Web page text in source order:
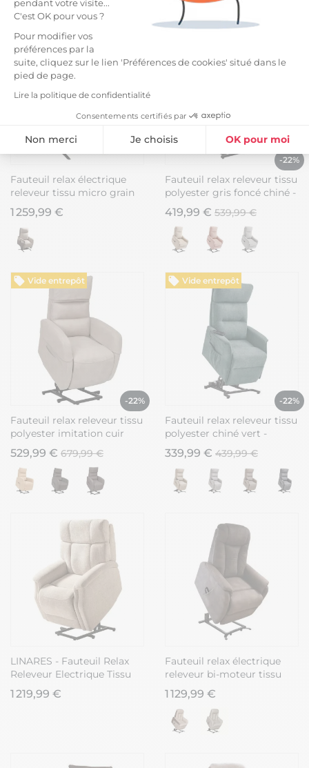
pendant votre visite...
C'est OK pour vous ?
Pour modifier vos
préférences par la
suite, cliquez sur le lien 'Préférences de cookies' situé dans le
pied de page.
Lire la politique de confidentialité
Consentements certifiés par
Non merci Je choisis OK pour moi
Axeptio consent
Plateforme de Gestion du Consentement : Personnalisez vos
Notre plateforme vous permet d'adapter et de gérer vos
Disponible en plusieurs modèles
Fauteuil relax électrique
releveur tissu micro grain
gris plomb et gris perle -
SANGY
1 259,99 €
-22%
Fauteuil relax releveur tissu
polyester gris foncé chiné -
BETTA
419,99 € 539,99 €
Vide entrepôt
-22%
Fauteuil relax releveur tissu
polyester imitation cuir
beige - NYMPHAEA
529,99 € 679,99 €
Vide entrepôt
-22%
Fauteuil relax releveur tissu
polyester chiné vert -
SALVADOR
339,99 € 439,99 €
LINARES - Fauteuil Relax
Releveur Electrique Tissu
Crème
1 219,99 €
Fauteuil relax électrique
releveur bi-moteur tissu
micro peau brun - NEDIA
1 129,99 €